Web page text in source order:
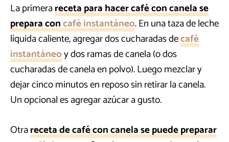
La primerareceta para hacer café con canela se
prepara concafé instantáneo. En una taza de leche
líquida caliente, agregar dos cucharadas decafé
instantáneoy dos ramas de canela (o dos
cucharadas de canela en polvo). Luego mezclar y
dejar cinco minutos en reposo sin retirar la canela.
Un opcional es agregar azúcar a gusto.
Otrareceta de café con canela se puede preparar